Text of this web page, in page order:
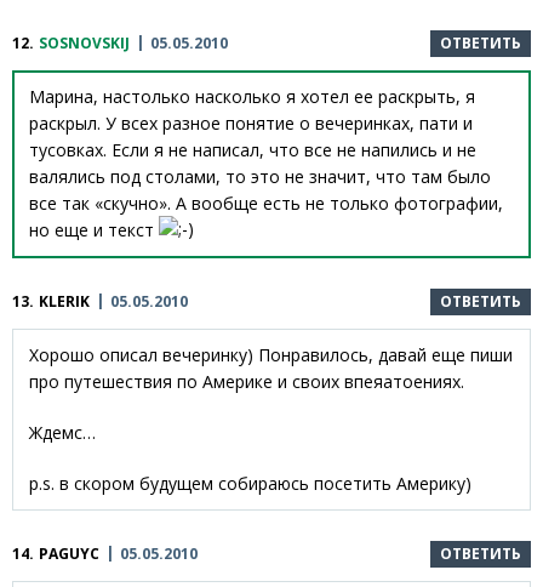
12. SOSNOVSKIJ 05.05.2010 ОТВЕТИТЬ
Марина, настолько насколько я хотел ее раскрыть, я
раскрыл. У всех разное понятие о вечеринках, пати и
тусовках. Если я не написал, что все не напились и не
валялись под столами, то это не значит, что там было
все так «скучно». А вообще есть не только фотографии,
но еще и текст
13. KLERIK 05.05.2010 ОТВЕТИТЬ
Хорошо описал вечеринку) Понравилось, давай еще пиши
про путешествия по Америке и своих впеяатоениях.
Ждемс…
p.s. в скором будущем собираюсь посетить Америку)
14. PAGUYC 05.05.2010 ОТВЕТИТЬ